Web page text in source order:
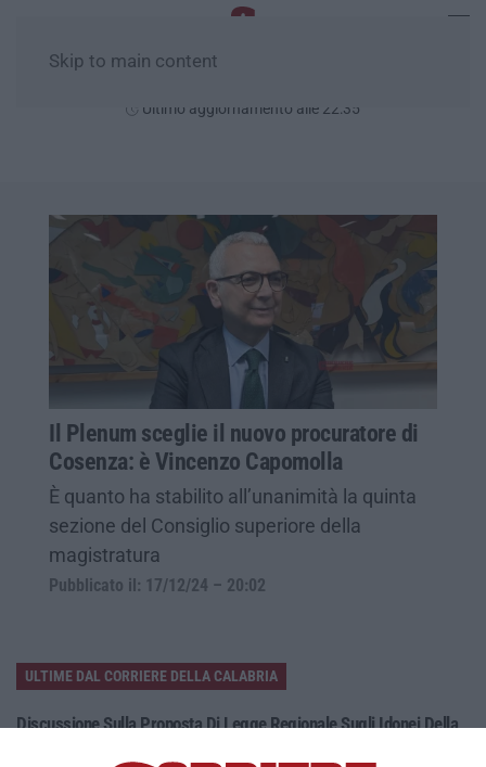
Skip to main content
Ultimo aggiornamento alle 22:35
Il Plenum sceglie il nuovo procuratore di
Cosenza: è Vincenzo Capomolla
È quanto ha stabilito all’unanimità la quinta
sezione del Consiglio superiore della
magistratura
Pubblicato il: 17/12/24 – 20:02
ULTIME DAL CORRIERE DELLA CALABRIA
Discussione Sulla Proposta Di Legge Regionale Sugli Idonei Della